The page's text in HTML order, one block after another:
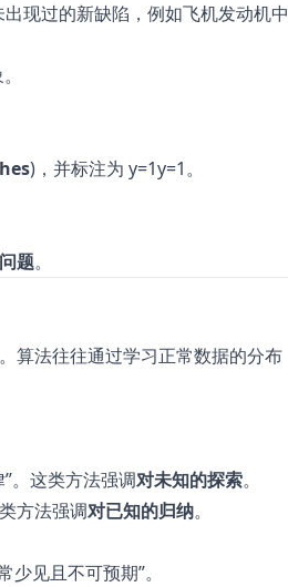
现过的新缺陷，例如飞机发动机中
)，并标注为 y=1y=1。
题。
算法往往通过学习正常数据的分布
。这类方法强调对未知的探索。
方法强调对已知的归纳。
见且不可预期”。